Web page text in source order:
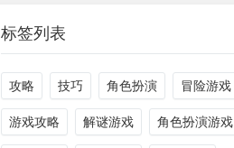
标签列表
攻略 技巧 角色扮演 冒险游戏
游戏攻略 解谜游戏 角色扮演游戏